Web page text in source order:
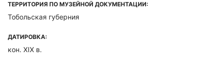
ТЕРРИТОРИЯ ПО МУЗЕЙНОЙ ДОКУМЕНТАЦИИ:
Тобольская губерния
ДАТИРОВКА:
кон. XIX в.